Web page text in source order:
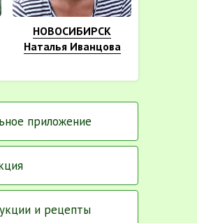
НОВОСИБИРСК
Наталья Иванцова
приложение
и рецепты